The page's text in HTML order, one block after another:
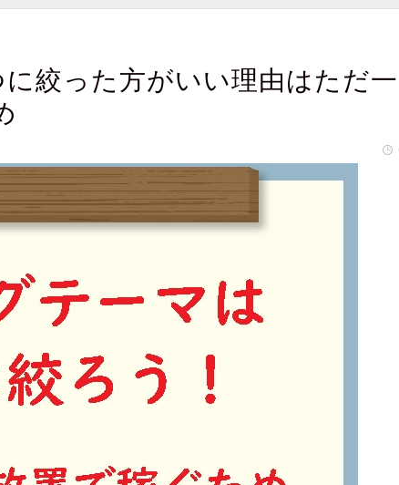
絞った方がいい理由はただ一